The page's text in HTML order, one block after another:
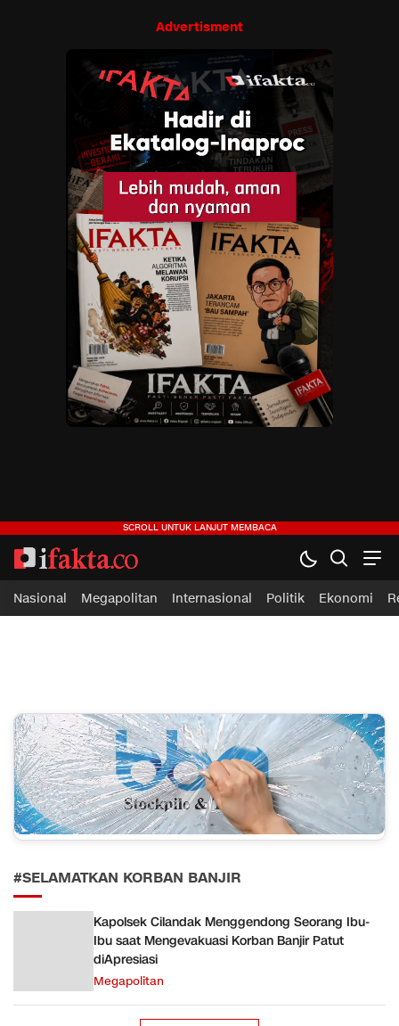
Advertisment
ifakta.co
#pastibenar
Nasional Megapolitan Internasional Politik Ekonomi
#SELAMATKAN KORBAN BANJIR
Kapolsek Cilandak Menggendong Seorang Ibu-
Ibu saat Mengevakuasi Korban Banjir Patut
diApresiasi
Megapolitan